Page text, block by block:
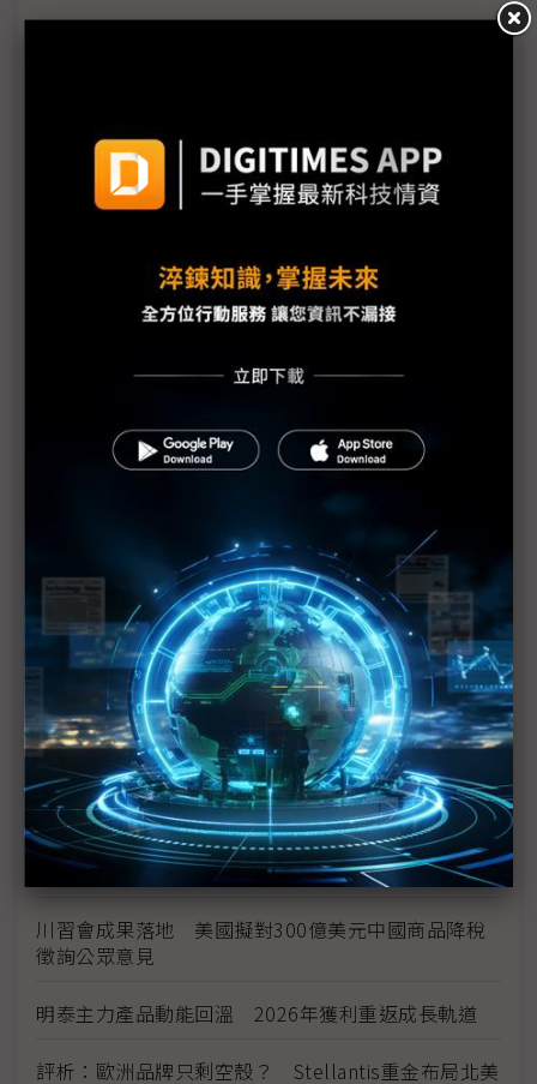
台美關稅與能源價格成兩大關鍵 尚騰看好2H26車市
模組拚2027放量
規避關稅大打平價與豪奢雙戰線 中系電動車4月歐
裕融嚴陳莉蓮：汽車、出行與用車事業的協同發展
AI應用與綠能發展推動創新
回應232關稅優惠上路 東陽：對台灣汽車零件產業
新纖：地緣風險是危機也是轉機 三大布局推進成長
台美投資MOU關稅優惠先落地 汽車零組件15%、航
中資背景也能過關 Volvo獲白宮豁免可繼續在美賣
車
裕隆國產、外銷同步並進 嚴陳莉蓮：AI賦能強化核
心競爭力與轉型
茂林加速東南亞布局 越南新廠2Q量產、泰國建廠規
畫隨後上
川普關稅再退款206億美元 CBP同步修正兩週前烏
龍數字
川習會成果落地 美國擬對300億美元中國商品降稅
徵詢公眾意見
明泰主力產品動能回溫 2026年獲利重返成長軌道
評析：歐洲品牌只剩空殼？ Stellantis重金布局北美